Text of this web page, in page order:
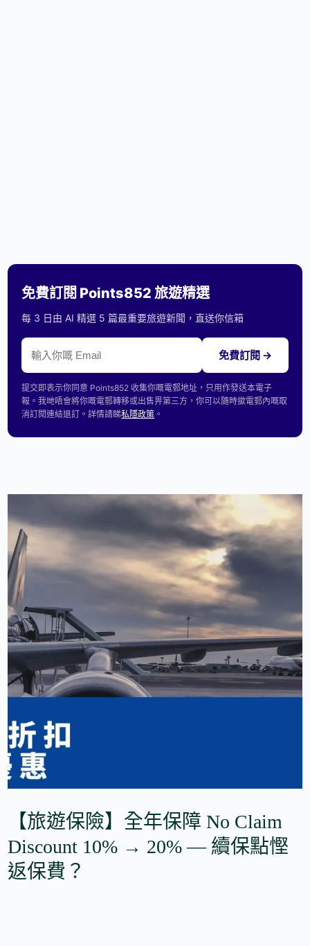
免費訂閱 Points852 旅遊精選
每 3 日由 AI 精選 5 篇最重要旅遊新聞，直送你信箱
免費訂閱 →
提交即表示你同意 Points852 收集你嘅電郵地址，只用作發送本電子
報。我哋唔會將你嘅電郵轉移或出售畀第三方，你可以隨時撳電郵內嘅取
消訂閱連結退訂。詳情請睇私隱政策 。
【旅遊保險】全年保障 No Claim
Discount 10% → 20% — 續保點慳
返保費？